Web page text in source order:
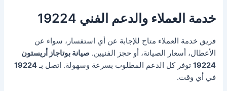
خدمة العملاء والدعم الفني 19224
فريق خدمة العملاء متاح للإجابة عن أي استفسار، سواء عن
الأعطال، أسعار الصيانة، أو حجز الفنيين.صيانة بوتاجاز أريستون
19224 توفر كل الدعم المطلوب بسرعة وسهولة. اتصل بـ19224
في أي وقت.